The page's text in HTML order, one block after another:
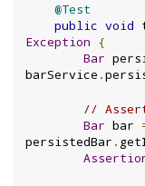
@Test
public void
Exception {
Bar
barService .
//
Bar bar
persistedBar .